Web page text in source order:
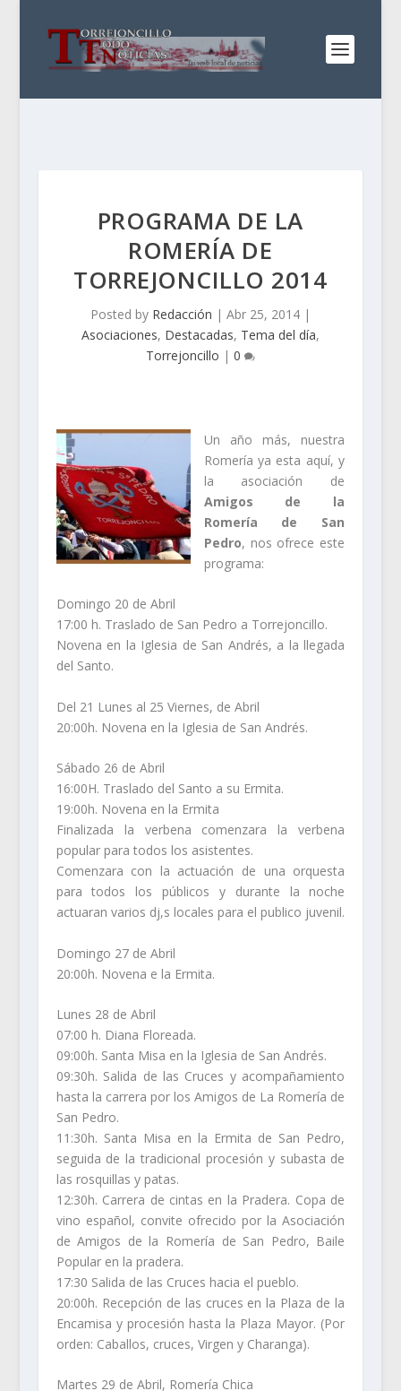
PROGRAMA DE LA
ROMERÍA DE
TORREJONCILLO 2014
Posted by Redacción | Abr 25, 2014|
Asociaciones, Destacadas, Tema del día,
Torrejoncillo | 0
Un año más, nuestra
Romería ya esta aquí, y
la asociación de
Amigos de la
Romería de San
Pedro, nos ofrece este
programa:
Domingo 20 de Abril
17:00 h. Traslado de San Pedro a Torrejoncillo.
Novena en la Iglesia de San Andrés, a la llegada
del Santo.
Del 21 Lunes al 25 Viernes, de Abril
20:00h. Novena en la Iglesia de San Andrés.
Sábado 26 de Abril
16:00H. Traslado del Santo a su Ermita.
19:00h. Novena en la Ermita
Finalizada la verbena comenzara la verbena
popular para todos los asistentes.
Comenzara con la actuación de una orquesta
para todos los públicos y durante la noche
actuaran varios dj,s locales para el publico juvenil.
Domingo 27 de Abril
20:00h. Novena e la Ermita.
Lunes 28 de Abril
07:00 h. Diana Floreada.
09:00h. Santa Misa en la Iglesia de San Andrés.
09:30h. Salida de las Cruces y acompañamiento
hasta la carrera por los Amigos de La Romería de
San Pedro.
11:30h. Santa Misa en la Ermita de San Pedro,
seguida de la tradicional procesión y subasta de
las rosquillas y patas.
12:30h. Carrera de cintas en la Pradera. Copa de
vino español, convite ofrecido por la Asociación
de Amigos de la Romería de San Pedro, Baile
Popular en la pradera.
17:30 Salida de las Cruces hacia el pueblo.
20:00h. Recepción de las cruces en la Plaza de la
Encamisa y procesión hasta la Plaza Mayor. (Por
orden: Caballos, cruces, Virgen y Charanga).
Martes 29 de Abril, Romería Chica